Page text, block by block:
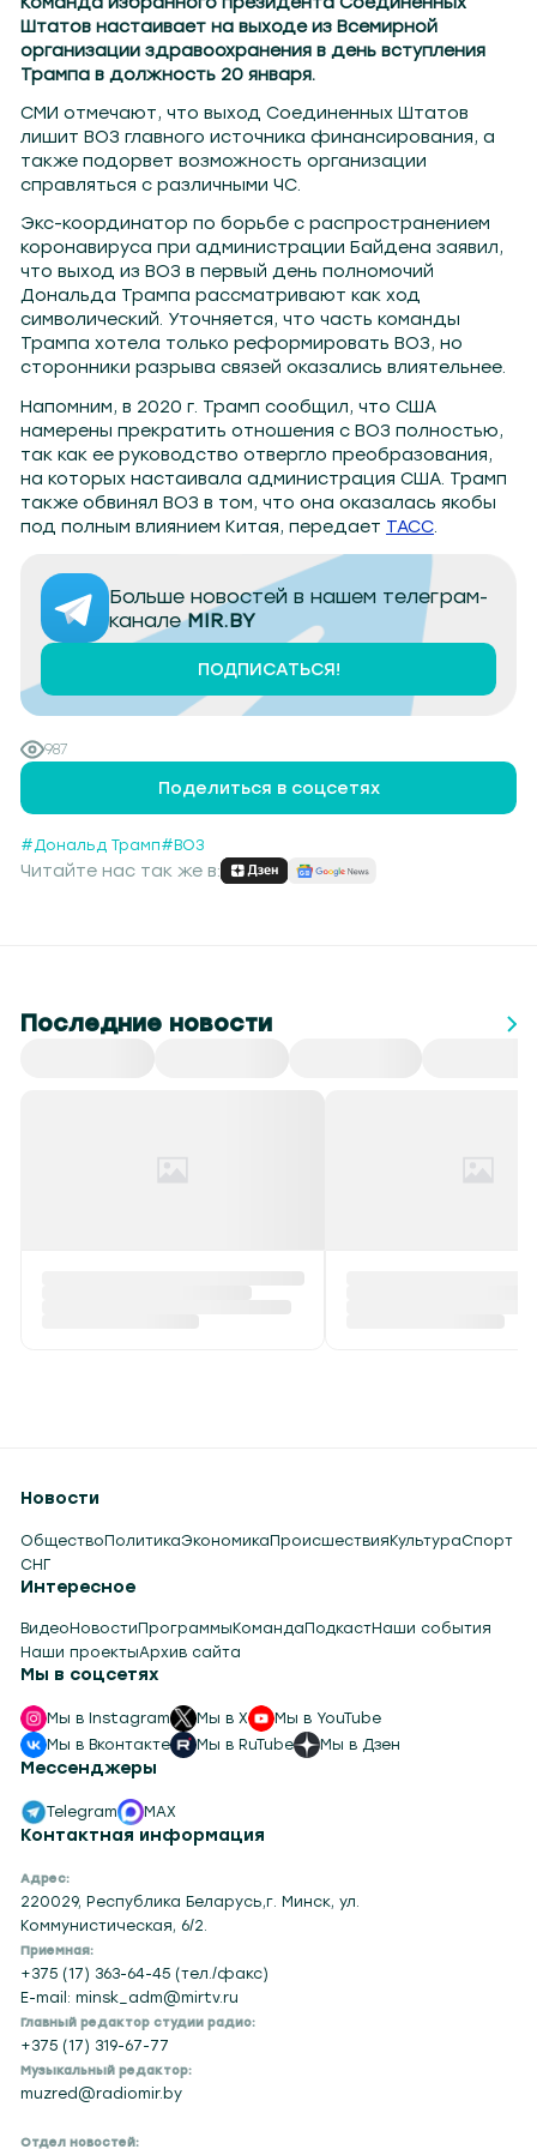
Штатов настаивает на выходе из Всемирной
организации здравоохранения в день вступления
Трампа в должность 20 января.
СМИ отмечают, что выход Соединенных Штатов
лишит ВОЗ главного источника финансирования, а
также подорвет возможность организации
справляться с различными ЧС.
Экс-координатор по борьбе с распространением
коронавируса при администрации Байдена заявил,
что выход из ВОЗ в первый день полномочий
Дональда Трампа рассматривают как ход
символический. Уточняется, что часть команды
Трампа хотела только реформировать ВОЗ, но
сторонники разрыва связей оказались влиятельнее.
Напомним, в 2020 г. Трамп сообщил, что США
намерены прекратить отношения с ВОЗ полностью,
так как ее руководство отвергло преобразования,
на которых настаивала администрация США. Трамп
также обвинял ВОЗ в том, что она оказалась якобы
под полным влиянием Китая, передает ТАСС.
Больше новостей в нашем телеграм-
каналеMIR.BY
ПОДПИСАТЬСЯ!
987
Поделиться в соцсетях
#Дональд Трамп#ВОЗ
Читайте нас так же в:
Последние новости
Контактная информация
Адрес:
220029, Республика Беларусь,г. Минск, ул.
Коммунистическая, 6/2.
Приемная:
+375 (17) 363-64-45 (тел./факс)
E-mail: minsk_adm@mirtv.ru
Главный редактор студии радио:
+375 (17) 319-67-77
Музыкальный редактор:
muzred@radiomir.by
Отдел новостей:
Новости
ОбществоПолитикаЭкономикаПроисшествияКультураСпорт
СНГ
Интересное
ВидеоНовостиПрограммыКомандаПодкастНаши события
Наши проектыАрхив сайта
Мы в соцсетях
Мы в Instagram Мы в X
Мы в YouTube
Мы в Вконтакте
Мы в RuTube Мы в Дзен
Мессенджеры
Telegram MAX